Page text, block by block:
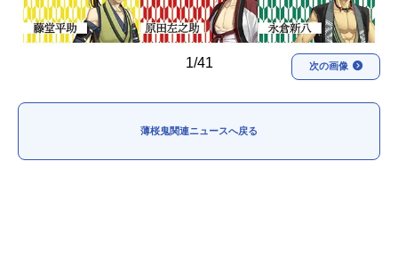
男性声優/女性声優一覧
FOLLOW US
1/41 次の画像
薄桜鬼関連ニュースへ戻る